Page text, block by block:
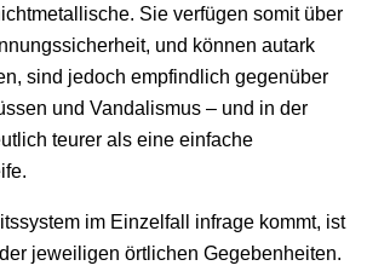
Sie verfügen somit über
und können autark
sind jedoch empfindlich gegenüber
und Vandalismus – und in der
teurer als eine einfache
im Einzelfall infrage kommt, ist
jeweiligen örtlichen Gegebenheiten.